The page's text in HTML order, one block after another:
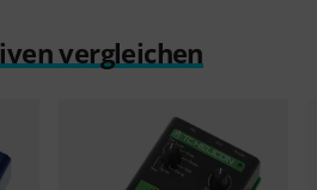
vergleichen